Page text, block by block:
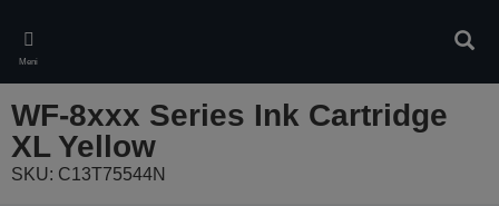
main
content
Meni
WF-8xxx Series Ink Cartridge
XL Yellow
SKU: C13T75544N